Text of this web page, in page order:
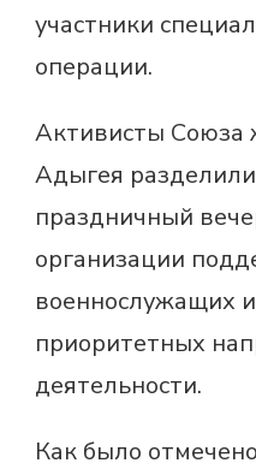
участники
операции.
Активисты Союза
Адыгея
праздничный
организации
военнослужащих
приоритетных
деятельности.
Как было